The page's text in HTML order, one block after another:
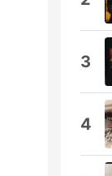
3
4